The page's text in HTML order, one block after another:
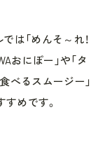
は「めんそ～れ！
おにぽー」や「タ
べるスムージー」
めです。